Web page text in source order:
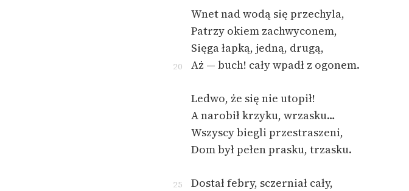
Wnet nad wodą się przechyla,
Patrzy okiem zachwyconem,
Sięga łapką, jedną, drugą,
20 Aż — buch! cały wpadł z ogonem.
Ledwo, że się nie utopił!
A narobił krzyku, wrzasku…
Wszyscy biegli przestraszeni,
Dom był pełen prasku, trzasku.
25
Dostał febry, sczerniał cały,